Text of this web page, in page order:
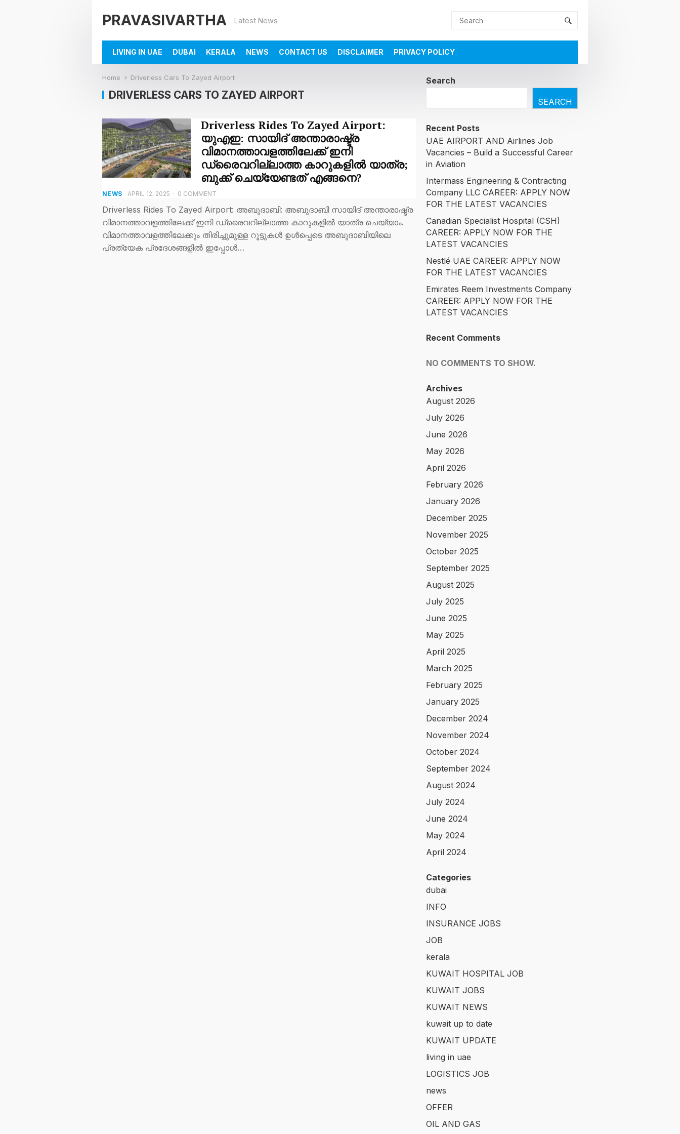
PRAVASIVARTHA Latest News
LIVING IN UAE DUBAI KERALA NEWS CONTACT US DISCLAIMER PRIVACY POLICY
Home Driverless Cars To Zayed Airport
DRIVERLESS CARS TO ZAYED AIRPORT
Driverless Rides To Zayed Airport:
യുഎഇ: സായിദ് അന്താരാഷ്ട്ര
വിമാനത്താവളത്തിലേക്ക് ഇനി
ഡ്രൈവറില്ലാത്ത കാറുകളില്‍ യാത്ര;
ബുക്ക് ചെയ്യേണ്ടത് എങ്ങനെ?
NEWS APRIL 12, 2025 · 0 COMMENT
Driverless Rides To Zayed Airport: അബുദാബി: അബുദാബി സായിദ് അന്താരാഷ്ട്ര
വിമാനത്താവളത്തിലേക്ക് ഇനി ഡ്രൈവറില്ലാത്ത കാറുകളില്‍ യാത്ര ചെയ്യാം.
വിമാനത്താവളത്തിലേക്കും തിരിച്ചുമുള്ള റൂട്ടുകൾ ഉൾപ്പെടെ അബുദാബിയിലെ
പ്രത്യേക പ്രദേശങ്ങളിൽ ഇപ്പോൾ…
Search
SEARCH
Recent Posts
UAE AIRPORT AND Airlines Job
Vacancies – Build a Successful Career
in Aviation
Intermass Engineering & Contracting
Company LLC CAREER: APPLY NOW
FOR THE LATEST VACANCIES
Canadian Specialist Hospital (CSH)
CAREER: APPLY NOW FOR THE
LATEST VACANCIES
Nestlé UAE CAREER: APPLY NOW
FOR THE LATEST VACANCIES
Emirates Reem Investments Company
CAREER: APPLY NOW FOR THE
LATEST VACANCIES
Recent Comments
NO COMMENTS TO SHOW.
Archives
August 2026
July 2026
June 2026
May 2026
April 2026
February 2026
January 2026
December 2025
November 2025
October 2025
September 2025
August 2025
July 2025
June 2025
May 2025
April 2025
March 2025
February 2025
January 2025
December 2024
November 2024
October 2024
September 2024
August 2024
July 2024
June 2024
May 2024
April 2024
Categories
dubai
INFO
INSURANCE JOBS
JOB
kerala
KUWAIT HOSPITAL JOB
KUWAIT JOBS
KUWAIT NEWS
kuwait up to date
KUWAIT UPDATE
living in uae
LOGISTICS JOB
news
OFFER
OIL AND GAS